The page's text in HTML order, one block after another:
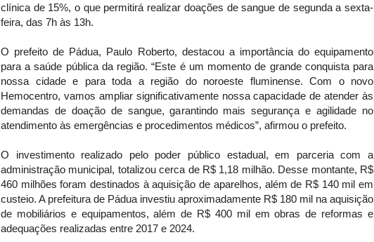
clínica de 15%, o que permitirá realizar doações de sangue de segunda a sexta-
feira, das 7h às 13h.
O prefeito de Pádua, Paulo Roberto, destacou a importância do equipamento
para a saúde pública da região. “Este é um momento de grande conquista para
nossa cidade e para toda a região do noroeste fluminense. Com o novo
Hemocentro, vamos ampliar significativamente nossa capacidade de atender às
demandas de doação de sangue, garantindo mais segurança e agilidade no
atendimento às emergências e procedimentos médicos”, afirmou o prefeito.
O investimento realizado pelo poder público estadual, em parceria com a
administração municipal, totalizou cerca de R$ 1,18 milhão. Desse montante, R$
460 milhões foram destinados à aquisição de aparelhos, além de R$ 140 mil em
custeio. A prefeitura de Pádua investiu aproximadamente R$ 180 mil na aquisição
de mobiliários e equipamentos, além de R$ 400 mil em obras de reformas e
adequações realizadas entre 2017 e 2024.